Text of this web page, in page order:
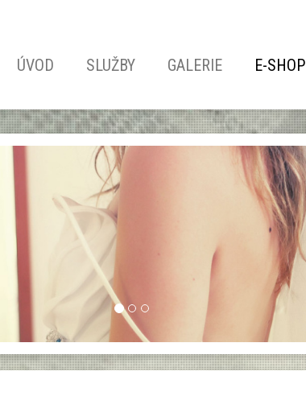
ÚVOD SLUŽBY GALERIE E-SHOP